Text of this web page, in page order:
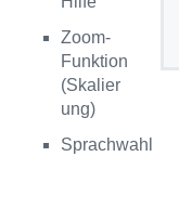
Zoom-
Funktion
(Skalier
ung)
Sprachwahl